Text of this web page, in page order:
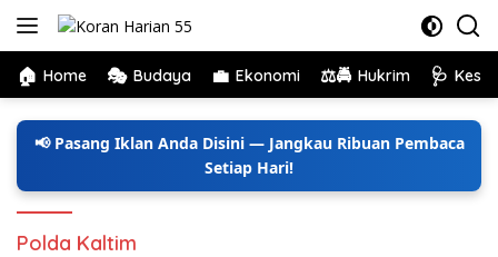
Langsung
🏠 Home 🎭 Budaya 💼 Ekonomi ⚖️🚔 Hukrim 🩺
📢 Pasang Iklan Anda Disini — Jangkau Ribuan Pembaca
Setiap Hari!
Polda Kaltim